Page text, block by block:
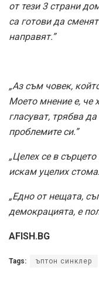
от тези 3 страни
са готови да
направят.”
„Аз съм човек,
Моето мнение е, че
гласуват, трябва
проблемите си.”
„Целех се в
искам уцелих
„Едно от нещата,
демокрацията, е
AFISH.BG
Tags: ъптон синклер